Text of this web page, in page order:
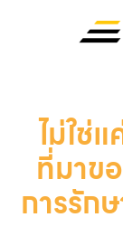
ไม่ใช่
ที่มาข
การรัก